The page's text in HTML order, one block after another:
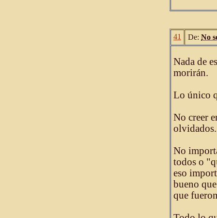
41 De: No
Nada de
morirán.
Lo único
No creer
olvidados.
No
todos o
eso
bueno
que